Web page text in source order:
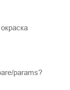
params?